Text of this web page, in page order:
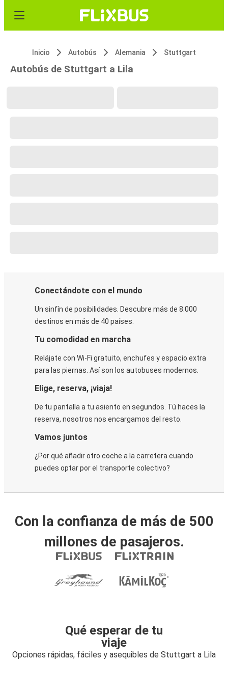
Inicio Autobús Alemania Stuttgart
Autobús de Stuttgart a Lila
Conectándote con el mundo
Un sinfín de posibilidades. Descubre más de 8.000
destinos en más de 40 países.
Tu comodidad en marcha
Relájate con Wi-Fi gratuito, enchufes y espacio extra
para las piernas. Así son los autobuses modernos.
Elige, reserva, ¡viaja!
De tu pantalla a tu asiento en segundos. Tú haces la
reserva, nosotros nos encargamos del resto.
Vamos juntos
¿Por qué añadir otro coche a la carretera cuando
puedes optar por el transporte colectivo?
Con la confianza de más de 500
millones de pasajeros.
Qué esperar de tu
viaje
Opciones rápidas, fáciles y asequibles de Stuttgart a Lila